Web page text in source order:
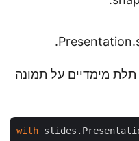
מימדיים על תמונה
with